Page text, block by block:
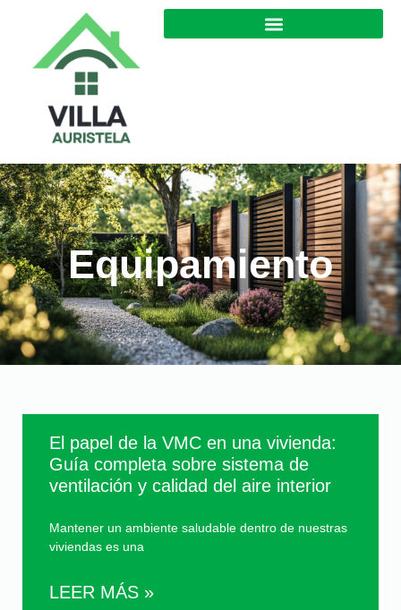
Equipamiento
El papel de la VMC en una vivienda:
Guía completa sobre sistema de
ventilación y calidad del aire interior
Mantener un ambiente saludable dentro de nuestras
viviendas es una
LEER MÁS »